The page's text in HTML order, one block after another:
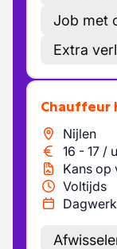
Job met
Extra
Nijlen
16 - 17 /
Kans op
Voltijds
Dagwerk